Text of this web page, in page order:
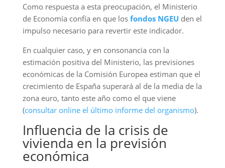
Como respuesta a esta preocupación, el Ministerio
de Economía confía en que los fondos NGEU den el
impulso necesario para revertir este indicador.
En cualquier caso, y en consonancia con la
estimación positiva del Ministerio, las previsiones
económicas de la Comisión Europea estiman que el
crecimiento de España superará al de la media de la
zona euro, tanto este año como el que viene
(consultar online el último informe del organismo).
Influencia de la crisis de
vivienda en la previsión
económica